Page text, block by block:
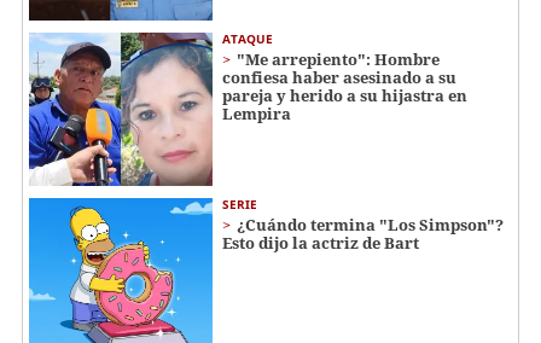
ATAQUE
"Me arrepiento": Hombre
confiesa haber asesinado a su
pareja y herido a su hijastra en
Lempira
SERIE
¿Cuándo termina "Los Simpson"?
Esto dijo la actriz de Bart